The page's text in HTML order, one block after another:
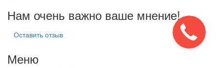
Нам очень важно ваше мнение!
Оставить отзыв
Меню